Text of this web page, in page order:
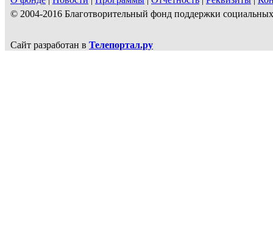
© 2004-2016 Благотворительный фонд поддержки
Сайт разработан в Телепортал.ру